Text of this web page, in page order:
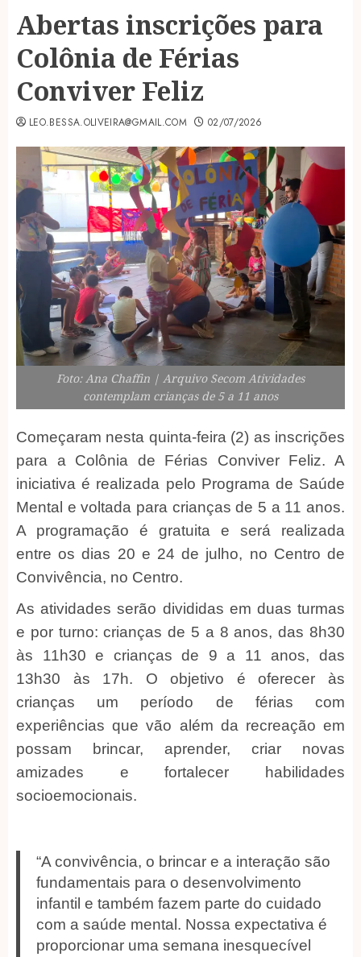
Abertas inscrições para
Colônia de Férias
Conviver Feliz
LEO.BESSA.OLIVEIRA@GMAIL.COM 02/07/2026
Foto: Ana Chaffin | Arquivo Secom Atividades
contemplam crianças de 5 a 11 anos
Começaram nesta quinta-feira (2) as inscrições
para a Colônia de Férias Conviver Feliz. A
iniciativa é realizada pelo Programa de Saúde
Mental e voltada para crianças de 5 a 11 anos.
A programação é gratuita e será realizada
entre os dias 20 e 24 de julho, no Centro de
Convivência, no Centro.
As atividades serão divididas em duas turmas
e por turno: crianças de 5 a 8 anos, das 8h30
às 11h30 e crianças de 9 a 11 anos, das
13h30 às 17h. O objetivo é oferecer às
crianças um período de férias com
experiências que vão além da recreação em
possam brincar, aprender, criar novas
amizades e fortalecer habilidades
socioemocionais.
“A convivência, o brincar e a interação são
fundamentais para o desenvolvimento
infantil e também fazem parte do cuidado
com a saúde mental. Nossa expectativa é
proporcionar uma semana inesquecível